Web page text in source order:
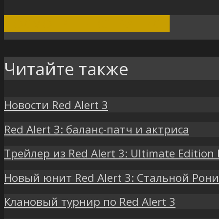
Читайте также
Новости Red Alert 3
Red Alert 3: баланс-патч и актриса
Трейлер из Red Alert 3: Ultimate Edition
Новый юнит Red Alert 3: Стальной
Клановый турнир по Red Alert 3